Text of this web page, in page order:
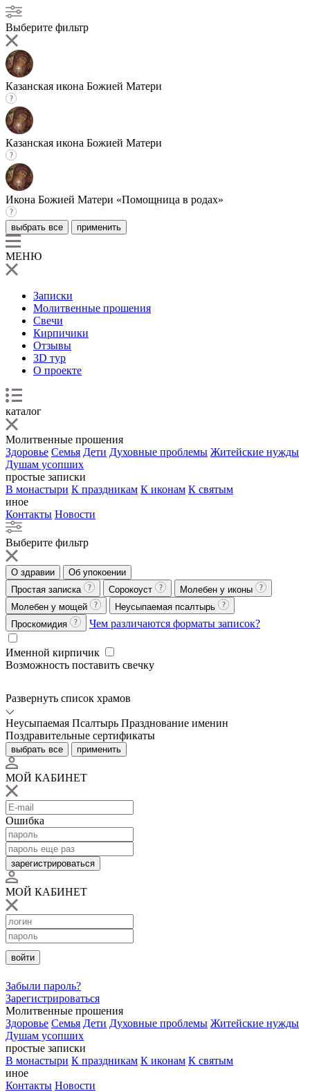
Выберите фильтр
Казанская икона Божией Матери
Казанская икона Божией Матери
Икона Божией Матери «Помощница в родах»
выбрать все применить
МЕНЮ
Записки
Молитвенные прошения
Свечи
Кирпичики
Отзывы
3D тур
О проекте
каталог
Молитвенные прошения
Здоровье Семья Дети Духовные проблемы Житейские нужды
Душам усопших
простые записки
В монастыри К праздникам К иконам К святым
иное
Контакты Новости
Выберите фильтр
О здравии
Об упокоении
Простая записка
Сорокоуст
Молебен у иконы
Молебен у мощей
Неусыпаемая псалтырь
Проскомидия
Чем различаются форматы записок?
Именной кирпичик
Возможность поставить свечку
Развернуть список храмов
Неусыпаемая Псалтырь Празднование именин
Поздравительные сертификаты
выбрать все применить
МОЙ КАБИНЕТ
Ошибка
зарегистрироваться
МОЙ КАБИНЕТ
войти
Забыли пароль?
Зарегистрироваться
Молитвенные прошения
Здоровье Семья Дети Духовные проблемы Житейские нужды
Душам усопших
простые записки
В монастыри К праздникам К иконам К святым
иное
Контакты Новости